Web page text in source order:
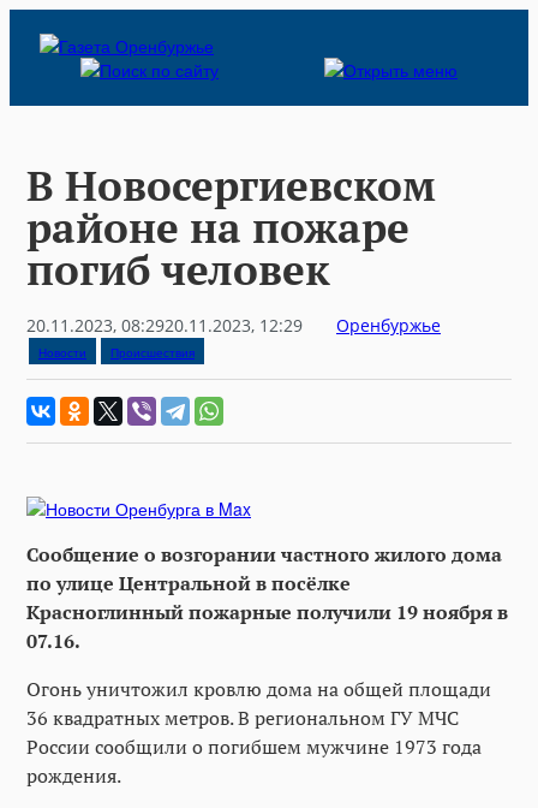
В Новосергиевском
районе на пожаре
погиб человек
20.11.2023, 08:2920.11.2023, 12:29 Оренбуржье
Новости Происшествия
Сообщение о возгорании частного жилого дома
по улице Центральной в посёлке
Красноглинный пожарные получили 19 ноября в
07.16.
Огонь уничтожил кровлю дома на общей площади
36 квадратных метров. В региональном ГУ МЧС
России сообщили о погибшем мужчине 1973 года
рождения.